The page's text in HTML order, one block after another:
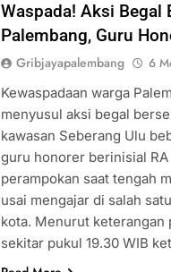
Waspada! Aksi Begal
Palembang, Guru
Gribjayapalembang 6
Kewaspadaan warga
menyusul aksi begal
kawasan Seberang Ulu
guru honorer berinisial
perampokan saat tengah
usai mengajar di salah
kota. Menurut
sekitar pukul 19.30 WIB